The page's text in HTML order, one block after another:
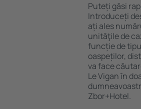
Puteți găsi
Introduceți
ați ales
unităţile de
funcție de
oaspeților,
va face
Le Vigan în
Zbor+Hotel.